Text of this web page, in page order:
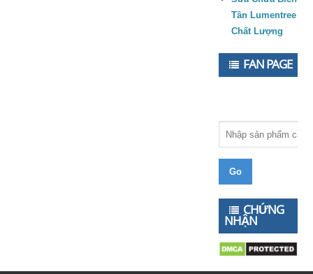
Tần Lumentree
Chất Lượng
FAN PAGE
CHỨNG
NHẬN